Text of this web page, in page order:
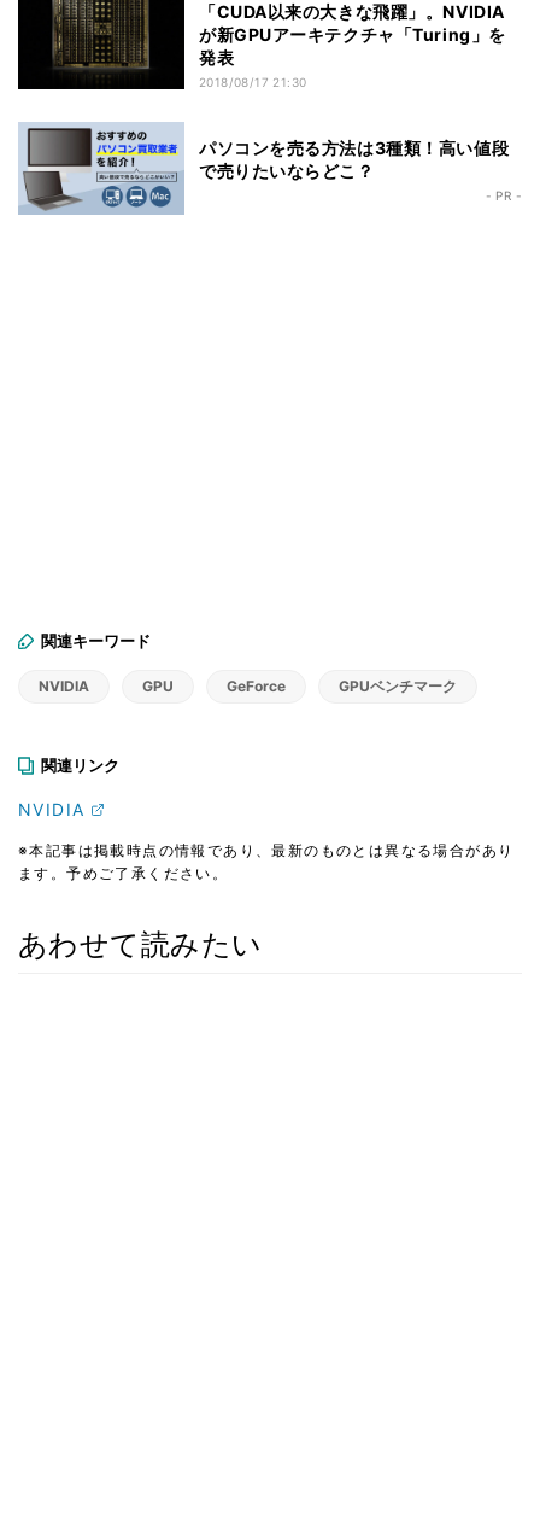
「CUDA以来の大きな飛躍」。NVIDIA
が新GPUアーキテクチャ「Turing」を
発表
2018/08/17 21:30
パソコンを売る方法は3種類！高い値段
で売りたいならどこ？
- PR -
関連キーワード
NVIDIA GPU GeForce GPUベンチマーク
関連リンク
NVIDIA
※本記事は掲載時点の情報であり、最新のものとは異なる場合があり
ます。予めご了承ください。
あわせて読みたい